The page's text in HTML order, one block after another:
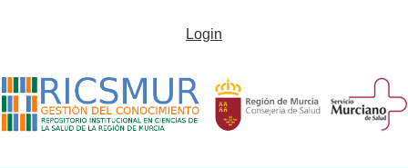
02.07.01. Investigación y
Login